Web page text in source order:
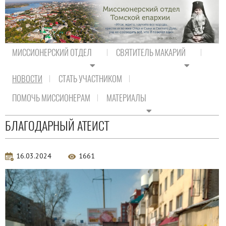
МИССИОНЕРСКИЙ ОТДЕЛ СВЯТИТЕЛЬ МАКАРИЙ
НОВОСТИ
СТАТЬ УЧАСТНИКОМ
ПОМОЧЬ МИССИОНЕРАМ
МАТЕРИАЛЫ
Новости
БЛАГОДАРНЫЙ АТЕИСТ
16.03.2024 1661